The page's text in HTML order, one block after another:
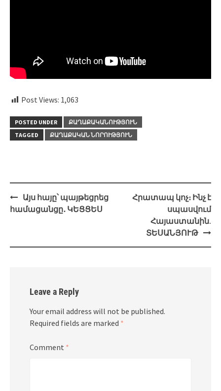
Post Views: 1,063
POSTED UNDER
ՔԱՂԱՔԱԿԱՆՈՒԹՅՈՒՆ
TAGGED
ՔԱՂԱՔԱԿԱՆ ՆՈՐՈՒԹՅՈՒՆ
Post
navigation
Այս հայը՝ պայթեցրեց
համացանցը․ ԿԵՑՑԵՍ
Հրատապ կոչ։ Ինչ է
սպասվում
Հայաստանին.
ՏԵՍԱՆՅՈՒԹ
Leave a Reply
Your email address will not be published.
Required fields are marked *
Comment *